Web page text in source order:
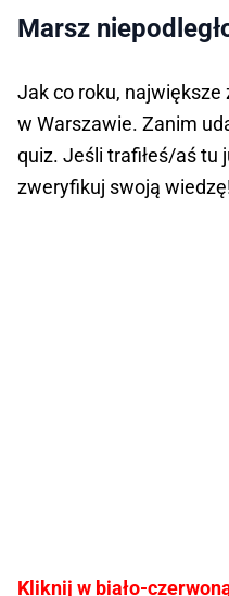
Marsz
Jak co roku,
w Warszawie. Zanim
quiz. Jeśli trafiłeś/aś tu
zweryfikuj swoją
Kliknij w biało-